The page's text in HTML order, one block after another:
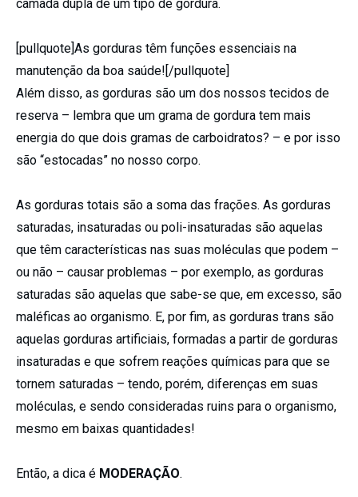
camada dupla de um tipo de gordura.
[pullquote]As gorduras têm funções essenciais na
manutenção da boa saúde![/pullquote]
Além disso, as gorduras são um dos nossos tecidos de
reserva – lembra que um grama de gordura tem mais
energia do que dois gramas de carboidratos? – e por isso
são “estocadas” no nosso corpo.
As gorduras totais são a soma das frações. As gorduras
saturadas, insaturadas ou poli-insaturadas são aquelas
que têm características nas suas moléculas que podem –
ou não – causar problemas – por exemplo, as gorduras
saturadas são aquelas que sabe-se que, em excesso, são
maléficas ao organismo. E, por fim, as gorduras trans são
aquelas gorduras artificiais, formadas a partir de gorduras
insaturadas e que sofrem reações químicas para que se
tornem saturadas – tendo, porém, diferenças em suas
moléculas, e sendo consideradas ruins para o organismo,
mesmo em baixas quantidades!
Então, a dica é MODERAÇÃO.